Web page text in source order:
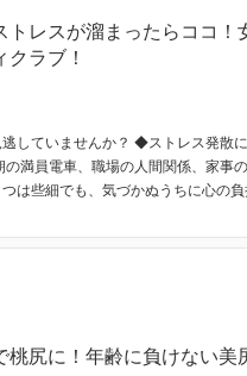
トレスが溜まったらココ！
クラブ！
していませんか？ ◆ストレス発散
満員電車、職場の人間関係、家事
は些細でも、気づかぬうちに心の負
桃尻に！年齢に負けない美